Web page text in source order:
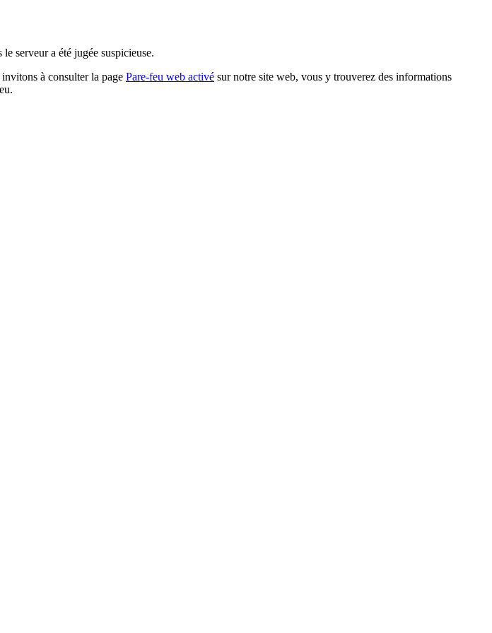
serveur a été jugée suspicieuse.
à consulter la page Pare-feu web activé sur notre site web, vous y trouverez des informations